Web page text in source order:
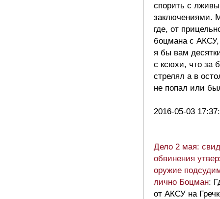
спорить с
заключениями.
где, от
боцмана с АКСУ,
я бы вам
с ксюхи, что за
стрелял а в
не попал или
2016-05-03
Дело 2 мая:
обвинения
оружие
лично Боцман:
от АКСУ на